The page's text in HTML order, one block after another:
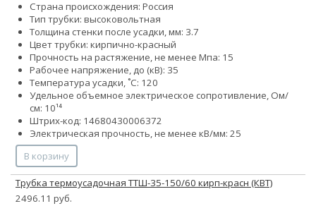
Страна происхождения: Россия
Тип трубки: высоковольтная
Толщина стенки после усадки, мм: 3.7
Цвет трубки: кирпично-красный
Прочность на растяжение, не менее Мпа: 15
Рабочее напряжение, до (кВ): 35
Температура усадки, ˚С: 120
Удельное объемное электрическое сопротивление, Ом/
см: 10¹⁴
Штрих-код: 14680430006372
Электрическая прочность, не менее кВ/мм: 25
В корзину
Трубка термоусадочная ТТШ-35-150/60 кирп-красн (КВТ)
2496.11 руб.